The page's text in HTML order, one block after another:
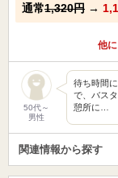
通常1,320円 →
他
50代～
男性
待ち時間
で、バス
憩所に…
関連情報から探す